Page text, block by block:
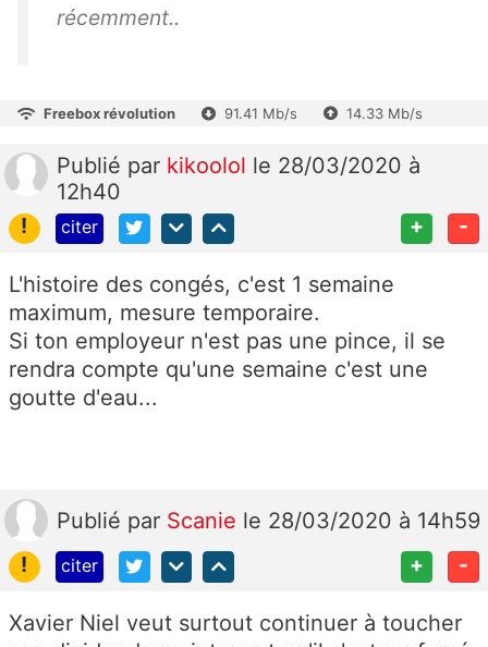
récemment..
Freebox révolution 91.41 Mb/s 14.33 Mb/s
Publié par kikoolol le 28/03/2020 à
12h40
!
citer + -
L'histoire des congés, c'est 1 semaine
maximum, mesure temporaire.
Si ton employeur n'est pas une pince, il se
rendra compte qu'une semaine c'est une
goutte d'eau...
Publié par Scanie le 28/03/2020 à 14h59
!
citer + -
Xavier Niel veut surtout continuer à toucher